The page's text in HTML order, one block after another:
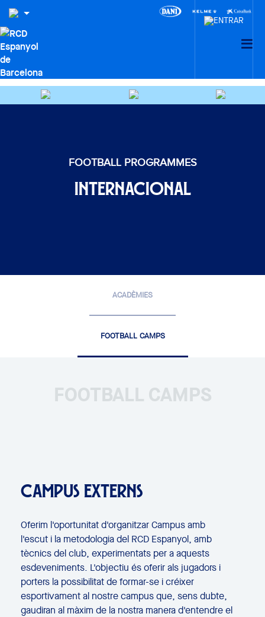
FOOTBALL PROGRAMMES
INTERNACIONAL
ACADÈMIES
FOOTBALL CAMPS
FOOTBALL CAMPS
CAMPUS EXTERNS
Oferim l'oportunitat d'organitzar Campus amb
l'escut i la metodologia del RCD Espanyol, amb
tècnics del club, experimentats per a aquests
esdeveniments. L'objectiu és oferir als jugadors i
porters la possibilitat de formar-se i créixer
esportivament al nostre campus que, sens dubte,
gaudiran al màxim de la nostra manera d'entendre el